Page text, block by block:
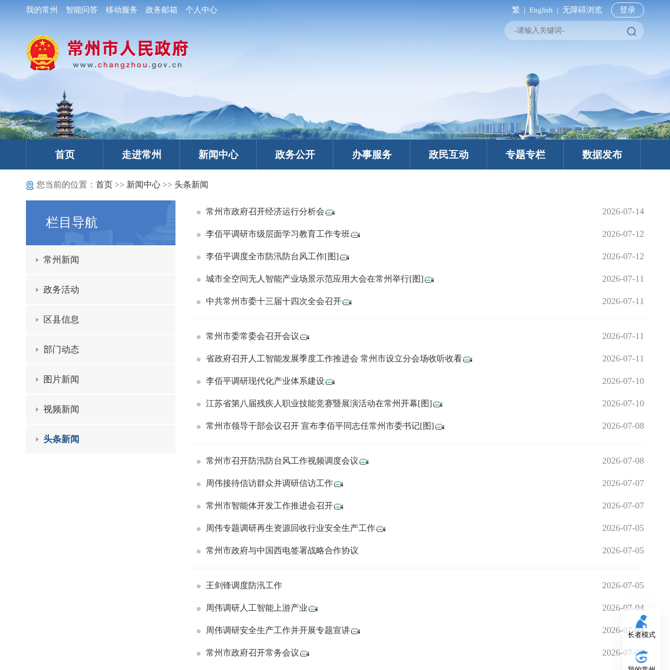
我的常州 智能问答 移动服务 政务邮箱 个人中心 繁 | English | 无障碍浏览 登录
首页 走进常州 新闻中心 政务公开 办事服务 政民互动 专题专栏 数据发布
您当前的位置： 首页 >> 新闻中心 >> 头条新闻
栏目导航
常州新闻
政务活动
区县信息
部门动态
图片新闻
视频新闻
头条新闻
常州市政府召开经济运行分析会 2026-07-14
李佰平调研市级层面学习教育工作专班 2026-07-12
李佰平调度全市防汛防台风工作[图] 2026-07-12
城市全空间无人智能产业场景示范应用大会在常州举行[图] 2026-07-11
中共常州市委十三届十四次全会召开 2026-07-11
常州市委常委会召开会议 2026-07-11
省政府召开人工智能发展季度工作推进会 常州市设立分会场收听收看 2026-07-11
李佰平调研现代化产业体系建设 2026-07-10
江苏省第八届残疾人职业技能竞赛暨展演活动在常州开幕[图] 2026-07-10
常州市领导干部会议召开 宣布李佰平同志任常州市委书记[图] 2026-07-08
常州市召开防汛防台风工作视频调度会议 2026-07-08
周伟接待信访群众并调研信访工作 2026-07-07
常州市智能体开发工作推进会召开 2026-07-07
周伟专题调研再生资源回收行业安全生产工作 2026-07-05
常州市政府与中国西电签署战略合作协议 2026-07-05
王剑锋调度防汛工作 2026-07-05
周伟调研人工智能上游产业 2026-07-04
周伟调研安全生产工作并开展专题宣讲 2026-07-04
常州市政府召开常务会议 2026-07-02
长者模式